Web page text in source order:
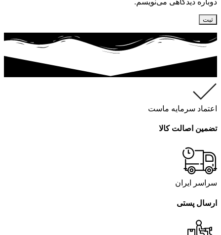
دوباره دیدگاهی می‌نویسم.
اعتماد سرمایه ماست
تضمین اصالت کالا
سراسر ایران
ارسال پستی